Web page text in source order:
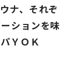
ナ、それぞ
ションを味
ＹＯＫ